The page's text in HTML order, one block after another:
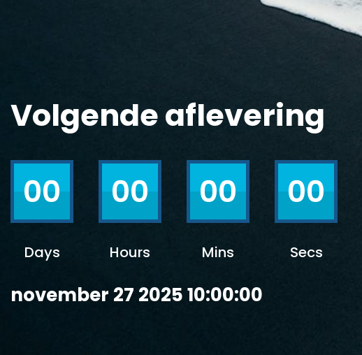
Volgende aflevering
00
Days
00
Hours
00
Mins
00
Secs
november 27 2025 10:00:00